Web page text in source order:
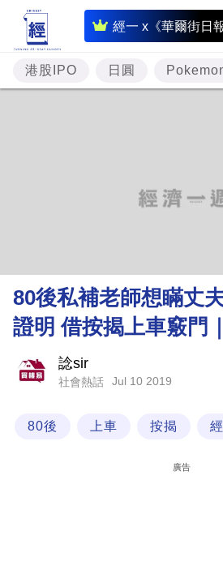
經一 x《華爾街日報
即
時
財
經
理
財
商
科
港股IPO 日圓
80後私補老師想瞞丈
證明 借按揭上車竅門
諗sir
社會熱話 Jul 10 2019
80後 上車 按揭
廣告